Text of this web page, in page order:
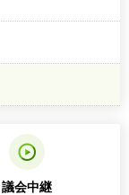
議会中継